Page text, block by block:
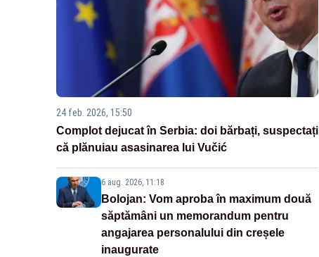
24 feb. 2026, 15:50
Complot dejucat în Serbia: doi bărbați, suspectați
că plănuiau asasinarea lui Vučić
6 aug. 2026, 11:18
Bolojan: Vom aproba în maximum două
săptămâni un memorandum pentru
angajarea personalului din creșele
inaugurate